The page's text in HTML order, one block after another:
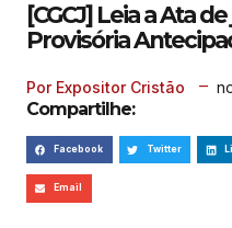
[CGCJ] Leia a Ata
Provisória
Por Expositor Cristão
Compartilhe:
Facebook Twitter
Email